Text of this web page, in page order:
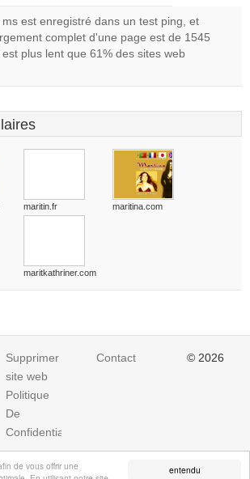
entendu
de vous offrir une
est enregistré dans un test ping, et
complet d'une page est de 1545
plus lent que 61% des sites web
maritin.fr maritina.com
maritkathriner.com
Supprimer
site web
Politique
De
Confidentialite
Contact © 2026